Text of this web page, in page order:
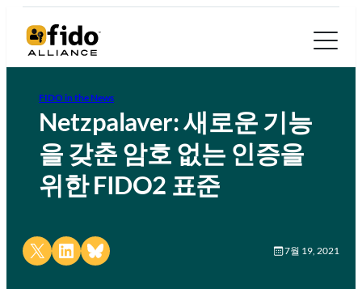
FIDO in the News
Netzpalaver: 새로운 기능
을 갖춘 암호 없는 인증을
위한 FIDO2 표준
Share on X Share on LinkedIn
Share on Bluesky 7월 19, 2021